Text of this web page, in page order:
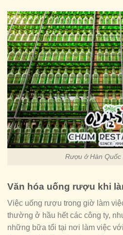
Rượu ở Hàn Quốc
Văn hóa uống rượu khi
Việc uống rượu trong giờ làm
thường ở hầu hết các công ty,
những bữa tối tại nơi làm việc